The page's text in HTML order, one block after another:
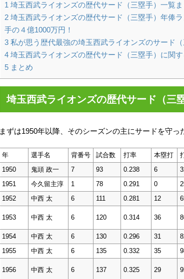
1 埼玉西武ライオンズの歴代サード（三塁手）一覧ま
2 埼玉西武ライオンズの歴代サード（三塁手）年俸
手の４億1000万円！
3 私が思う歴代最強の埼玉西武ライオンズのサード
4 埼玉西武ライオンズの歴代サード（三塁手）に関
5 まとめ
埼玉西武ライオンズの歴代サード（三
まずは1950年以降、そのシーズンの主にサードを守っ
年 選手名 背番号 試合数 打率 本塁打
1950
鬼頭 政一 7 93 0.238 6
1951
今久留主淳 1 78 0.291 0
1952
中西 太 6 111 0.281 12
1953 中西 太 6 120 0.314 36
1954
中西 太 6 130 0.296 31
1955
中西 太 6 135 0.332 35
1956 中西 太 6 137 0.325 29